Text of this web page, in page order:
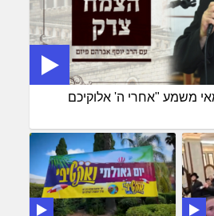
משמע "אחרי ה' אלוקיכם